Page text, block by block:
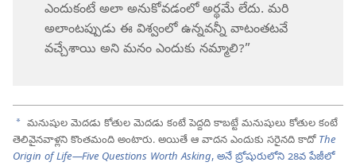
ఎందుకంటే అలా అనుకోవడంలో అర్థమే లేదు. మరి
అలాంటప్పుడు ఈ విశ్వంలో ఉన్నవన్నీ వాటంతటవే
వచ్చేశాయి అని మనం ఎందుకు నమ్మాలి?”
a మనుషుల మెదడు కోతుల మెదడు కంటే పెద్దది కాబట్టే మనుషులు కోతుల కంటే
తెలివైనవాళ్లని కొంతమంది అంటారు. అయితే ఆ వాదన ఎందుకు సరైనది కాదో The
Origin of Life—Five Questions Worth Asking, అనే బ్రోషురులోని 28వ పేజీలో